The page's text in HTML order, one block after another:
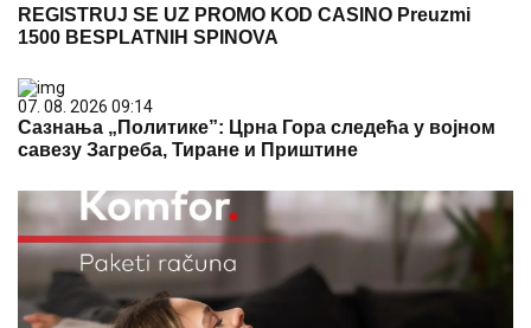
REGISTRUJ SE UZ PROMO KOD CASINO Preuzmi
1500 BESPLATNIH SPINOVA
07. 08. 2026 09:14
Сазнања „Политике”: Црна Гора следећа у војном
савезу Загреба, Тиране и Приштине